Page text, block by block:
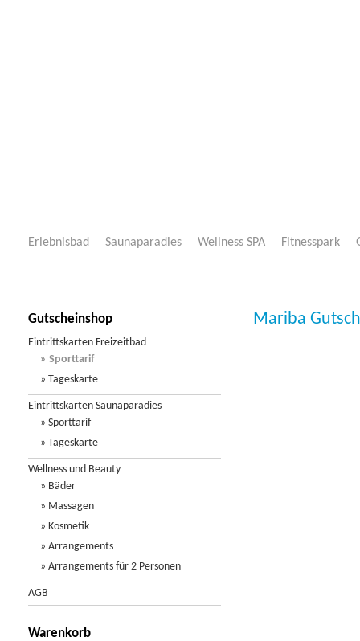
Erlebnisbad Saunaparadies Wellness SPA Fitnesspark
Gutscheinshop
Eintrittskarten Freizeitbad
» Sporttarif
» Tageskarte
Eintrittskarten Saunaparadies
» Sporttarif
» Tageskarte
Wellness und Beauty
» Bäder
» Massagen
» Kosmetik
» Arrangements
» Arrangements für 2 Personen
AGB
Warenkorb
Mariba